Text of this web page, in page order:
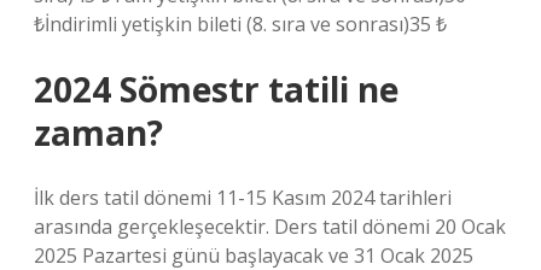
₺İndirimli yetişkin bileti (8. sıra ve sonrası)35 ₺
2024 Sömestr tatili ne
zaman?
İlk ders tatil dönemi 11-15 Kasım 2024 tarihleri ​​
arasında gerçekleşecektir. Ders tatil dönemi 20 Ocak
2025 Pazartesi günü başlayacak ve 31 Ocak 2025